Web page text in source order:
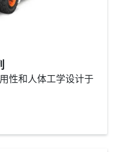
性和人体工学设计于